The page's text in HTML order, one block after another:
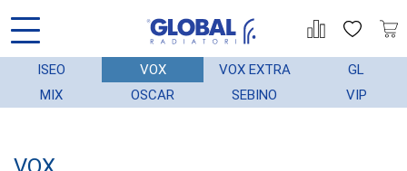
ISEO VOX VOX EXTRA
GL
MIX
OSCAR SEBINO VIP